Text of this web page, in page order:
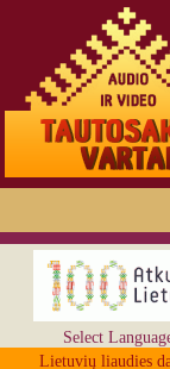
Select
Lietuvių liaudies